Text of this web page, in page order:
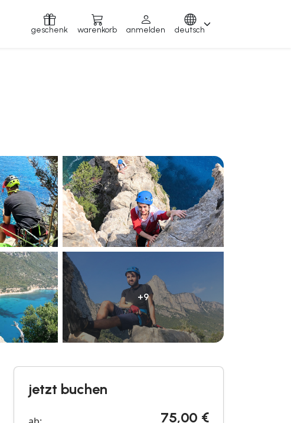
geschenk warenkorb anmelden deutsch
+9
jetzt buchen
75,00 €